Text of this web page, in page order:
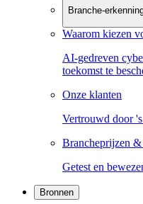
Branche-
Waarom kiezen
AI-gedreven
toekomst te
Onze klanten
Vertrouwd door
Brancheprijzen
Getest en
Bronnen